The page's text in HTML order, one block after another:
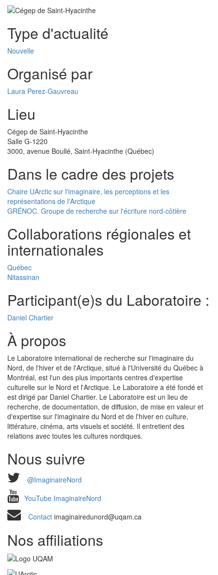
Type d'actualité
Nouvelle
Organisé par
Laura Perez-Gauvreau
Lieu
Cégep de Saint-Hyacinthe
Salle G-1220
3000, avenue Boullé, Saint-Hyacinthe (Québec)
Dans le cadre des projets
Chaire UArctic sur l'imaginaire, les perceptions et les
représentations de l'Arctique
GRÉNOC. Groupe de recherche sur l'écriture nord-côtière
Collaborations régionales et
internationales
Québec
Nitassinan
Participant(e)s du Laboratoire :
Daniel Chartier
À propos
Le Laboratoire international de recherche sur l'imaginaire du
Nord, de l'hiver et de l'Arctique, situé à l'Université du Québec à
Montréal, est l'un des plus importants centres d'expertise
culturelle sur le Nord et l'Arctique. Le Laboratoire a été fondé et
est dirigé par Daniel Chartier. Le Laboratoire est un lieu de
recherche, de documentation, de diffusion, de mise en valeur et
d'expertise sur l'imaginaire du Nord et de l'hiver en culture,
littérature, cinéma, arts visuels et société. Il entretient des
relations avec toutes les cultures nordiques.
Nous suivre
@ImaginaireNord
YouTube ImaginaireNord
Contact imaginairedunord@uqam.ca
Nos affiliations